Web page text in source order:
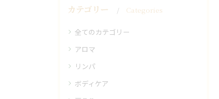
カテゴリー Categories
全てのカテゴリー
アロマ
リンパ
ボディケア